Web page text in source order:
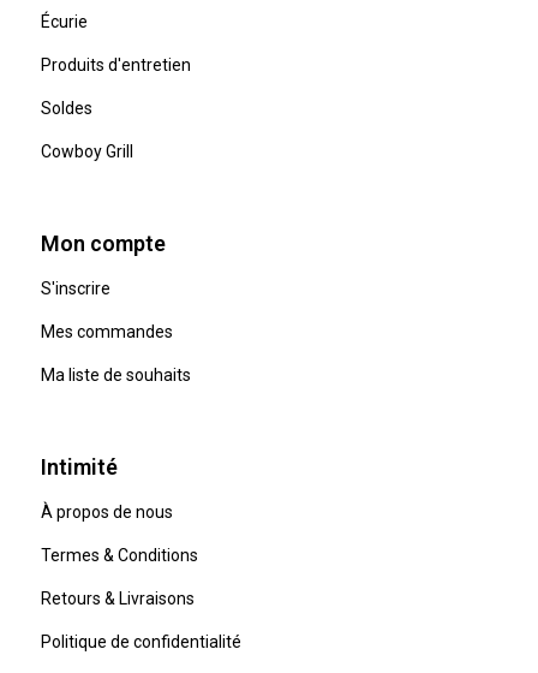
Écurie
Produits d'entretien
Soldes
Cowboy Grill
Mon compte
S'inscrire
Mes commandes
Ma liste de souhaits
Intimité
À propos de nous
Termes & Conditions
Retours & Livraisons
Politique de confidentialité